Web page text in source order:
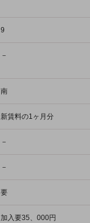
9
－
南
新賃料の1ヶ月分
－
－
要
加入要35、000円